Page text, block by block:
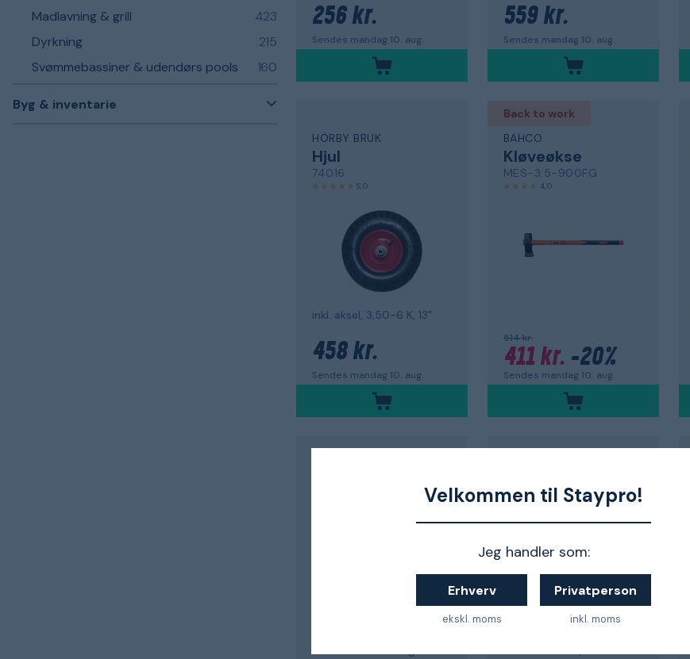
Velkommen til Staypro!
Jeg handler som:
Erhverv
ekskl. moms
Privatperson
inkl. moms
Madlavning & grill
423
Dyrkning
215
Svømmebassiner & udendørs pools
160
Byg & inventarie
256 kr.
Sendes mandag 10. aug.
559 kr.
Sendes mandag 10. aug.
HÖRBY BRUK
Hjul
74016
5,0
inkl. aksel, 3,50-6 K, 13"
458 kr.
Sendes mandag 10. aug.
Back to work
BAHCO
Kløveøkse
MES-3.5-900FG
4,0
514 kr.
411 kr.-20%
Sendes mandag 10. aug.
Universalklipper Havesæk
4,9